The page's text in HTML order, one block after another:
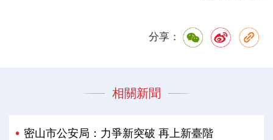
分享：
相關新聞
密山市公安局：力爭新突破 再上新臺階